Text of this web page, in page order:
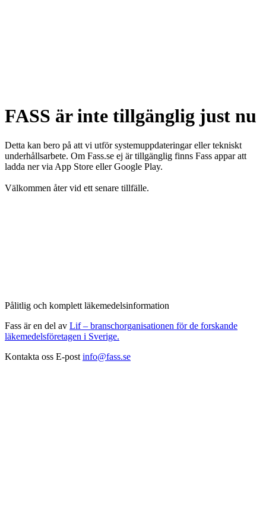
FASS är inte tillgänglig just nu
Detta kan bero på att vi utför systemuppdateringar eller tekniskt
underhållsarbete. Om Fass.se ej är tillgänglig finns Fass appar att
ladda ner via App Store eller Google Play.
Välkommen åter vid ett senare tillfälle.
Pålitlig och komplett läkemedelsinformation
Fass är en del av Lif – branschorganisationen för de forskande
läkemedelsföretagen i Sverige.
Kontakta oss E-post info@fass.se